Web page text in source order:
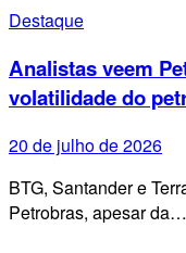
Destaque
Analistas veem
volatilidade do
20 de julho de 2026
BTG, Santander e
Petrobras, apesar da…